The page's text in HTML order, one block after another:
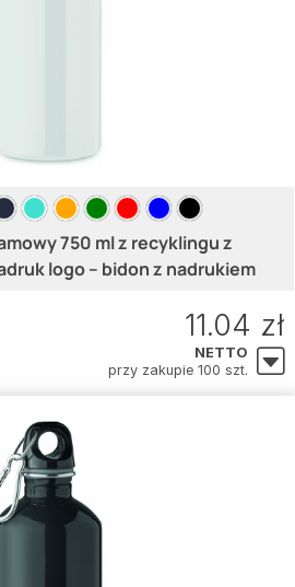
750 ml z recyklingu z
logo – bidon z nadrukiem
11.04 zł
NETTO
przy zakupie 100 szt.